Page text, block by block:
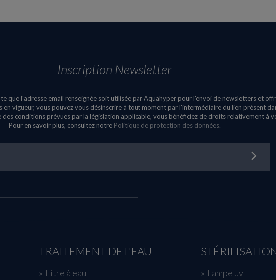
Inscription Newsletter
que l'adresse email renseignée soit utilisée par Aquahyper pour l'envoi de newsletters et
vigueur, vous pouvez vous désinscrire à tout moment par l'intermédiaire du lien présent
des conditions prévues par la législation applicable, vous bénéficiez de droits relativement à
Pour en savoir plus, consultez notre Politique de protection des données.
TRAITEMENT DE L'EAU
Fitre à eau Lampe uv